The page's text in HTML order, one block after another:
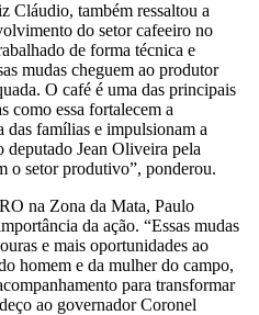
Cláudio, também ressaltou a
do setor cafeeiro no
de forma técnica e
mudas cheguem ao produtor
O café é uma das principais
como essa fortalecem a
famílias e impulsionam a
deputado Jean Oliveira pela
o setor produtivo”, ponderou.
na Zona da Mata, Paulo
da ação. “Essas mudas
e mais oportunidades ao
homem e da mulher do campo,
para transformar
ao governador Coronel